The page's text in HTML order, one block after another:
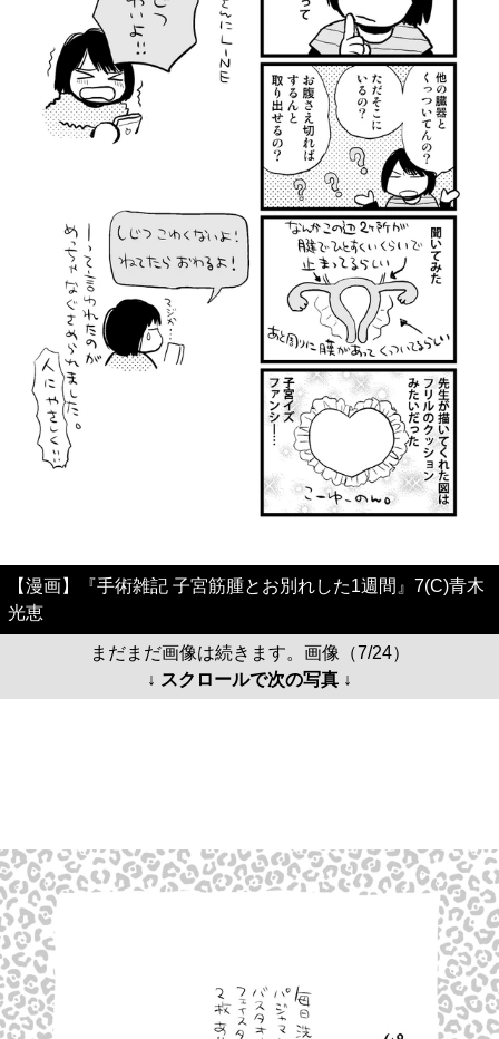
【漫画】『手術雑記 子宮筋腫とお別れした1週間』7(C)青木
光恵
まだまだ画像は続きます。画像（7/24）
↓ スクロールで次の写真 ↓